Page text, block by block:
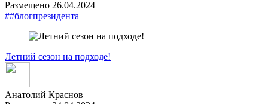
Размещено 26.04.2024
##блогпрезидента
Летний сезон на подходе!
Анатолий Краснов